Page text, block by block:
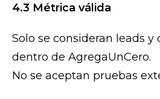
4.3 Métrica válida
Solo se consideran leads y
dentro de AgregaUnCero.
No se aceptan pruebas